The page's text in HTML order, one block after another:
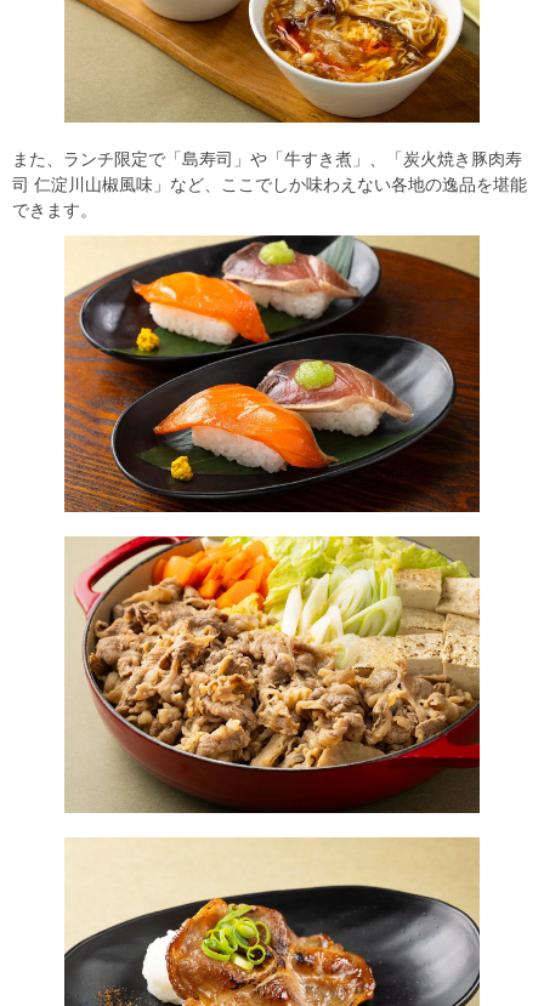
また、ランチ限定で「島寿司」や「牛すき煮」、「炭火焼き豚肉寿
司 仁淀川山椒風味」など、ここでしか味わえない各地の逸品を堪能
できます。